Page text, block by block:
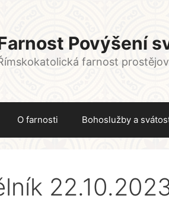
Povýšení
farnost
O farnosti Bohoslužby a